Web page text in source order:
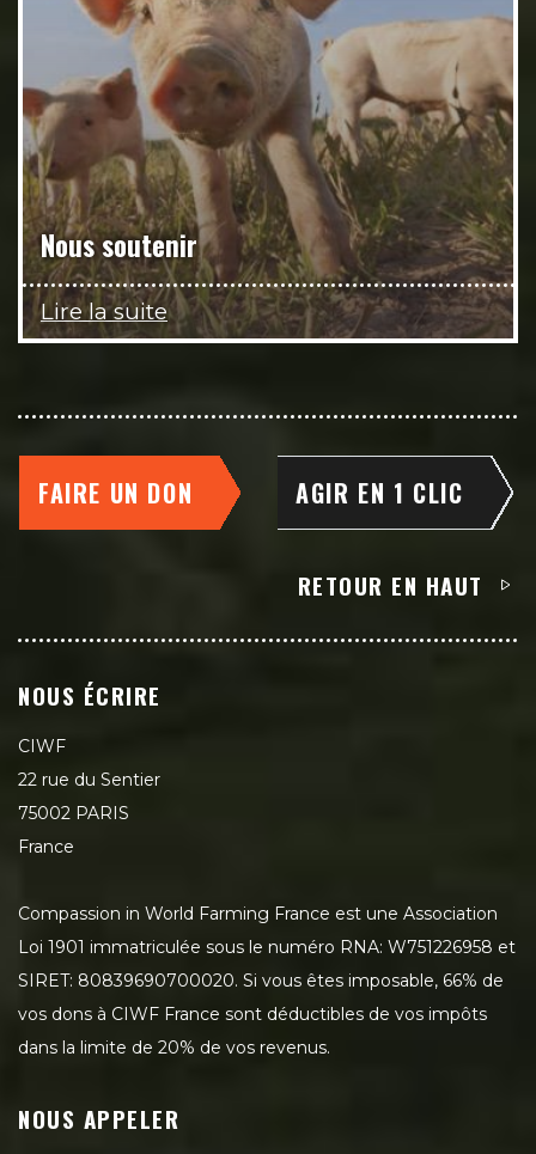
Nous soutenir
Lire la suite
FAIRE UN DON AGIR EN 1 CLIC
RETOUR EN HAUT
NOUS ÉCRIRE
CIWF
22 rue du Sentier
75002 PARIS
France
Compassion in World Farming France est une Association
Loi 1901 immatriculée sous le numéro RNA: W751226958 et
SIRET: 80839690700020. Si vous êtes imposable, 66% de
vos dons à CIWF France sont déductibles de vos impôts
dans la limite de 20% de vos revenus.
NOUS APPELER